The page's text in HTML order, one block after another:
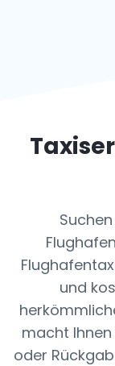
und
macht
oder